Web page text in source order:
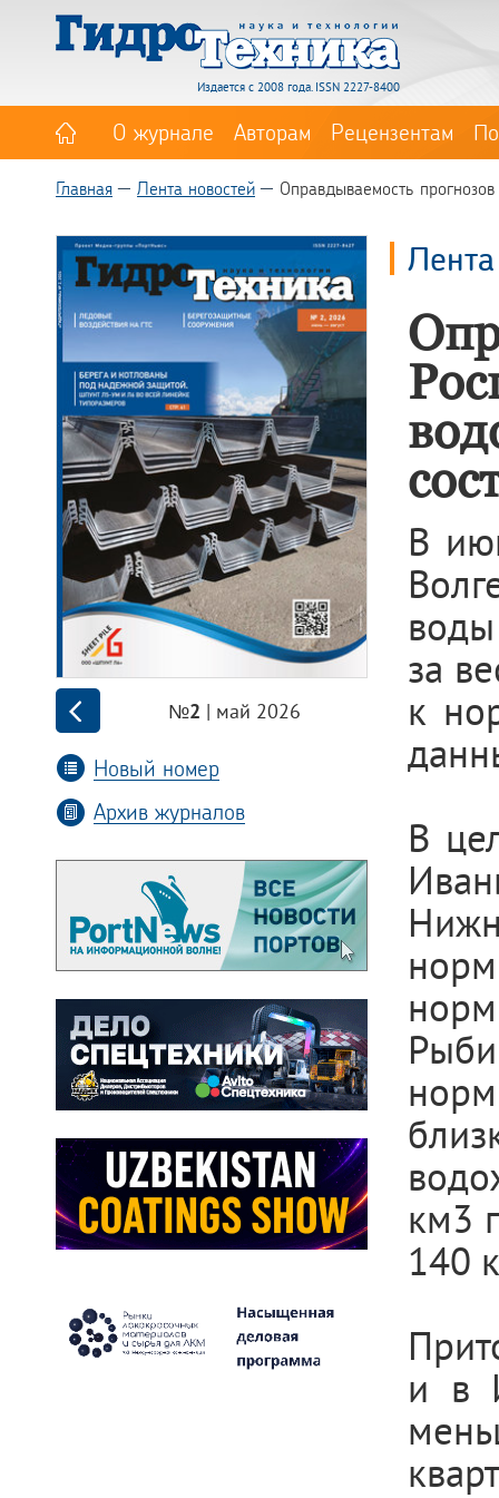
Издается с 2008 года. ISSN 2227-8400
О журнале Авторам Рецензентам
Главная Лента новостей Оправдываемость
№2 | май 2026
Новый номер
Архив журналов
В
за
к
В
км3
140
и в